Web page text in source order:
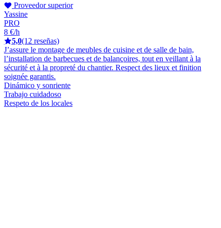
Proveedor superior
Yassine
PRO
8 €/h
5,0(12 reseñas)
J’assure le montage de meubles de cuisine et de salle de bain,
l’installation de barbecues et de balançoires, tout en veillant à la
sécurité et à la propreté du chantier. Respect des lieux et finition
soignée garantis.
Dinámico y sonriente
Trabajo cuidadoso
Respeto de los locales